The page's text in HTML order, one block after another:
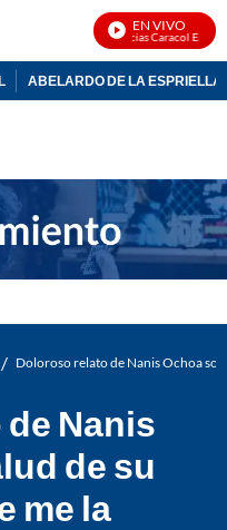
EN VIVO
Noticias Caracol En Vivo
ABELARDO DE LA ESPRIELLA
/ Doloroso relato de Nanis Ochoa
Nanis
de su
me la